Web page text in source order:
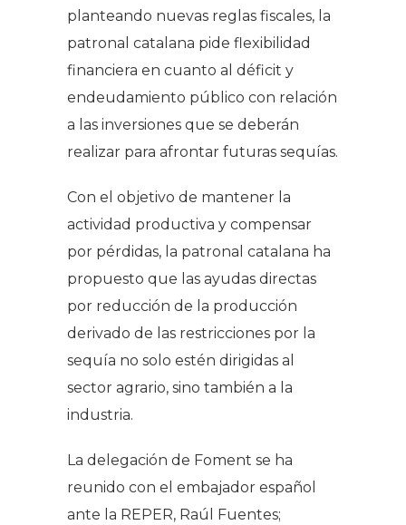
planteando nuevas reglas fiscales, la
patronal catalana pide flexibilidad
financiera en cuanto al déficit y
endeudamiento público con relación
a las inversiones que se deberán
realizar para afrontar futuras sequías.
Con el objetivo de mantener la
actividad productiva y compensar
por pérdidas, la patronal catalana ha
propuesto que las ayudas directas
por reducción de la producción
derivado de las restricciones por la
sequía no solo estén dirigidas al
sector agrario, sino también a la
industria.
La delegación de Foment se ha
reunido con el embajador español
ante la REPER, Raúl Fuentes;